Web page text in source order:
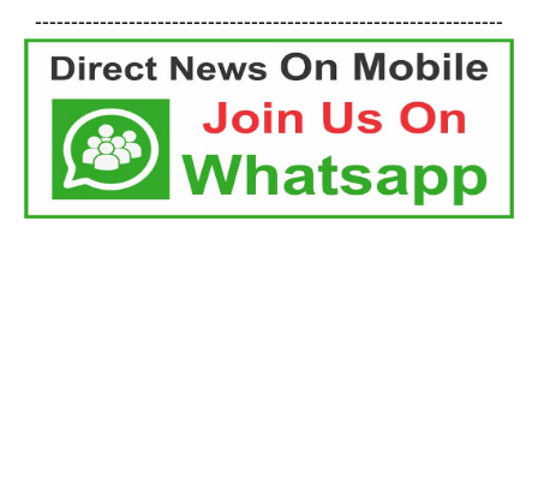
-----------------------------------------------------------------